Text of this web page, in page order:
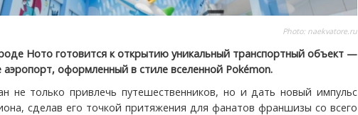
Photo: naekvatore.ru
Ното готовится к открытию уникальный транспортный объект —
оформленный в стиле вселенной Pokémon.
не только привлечь путешественников, но и дать новый импульс
сделав его точкой притяжения для фанатов франшизы со всего